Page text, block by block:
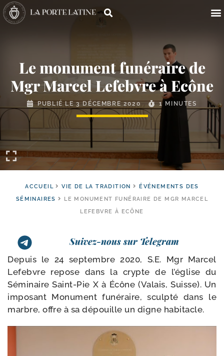
Le monument funéraire de
Mgr Marcel Lefebvre à Ecône
PUBLIÉ LE3 DÉCEMBRE 2020 1 MINUTES
ACCUEIL VIE DE LA TRADITION
ÉVÉNEMENTS DES
SÉMINAIRES
LE MONUMENT FUNÉRAIRE DE MGR MARCEL
LEFEBVRE À ECÔNE
Suivez-nous sur Telegram
Depuis le 24 sep­tembre 2020, S.E. Mgr Marcel
Lefebvre repose dans la crypte de l’église du
Séminaire Saint-​Pie X à Écône (Valais, Suisse). Un
impo­sant Monument funé­raire, sculp­té dans le
marbre, offre à sa dépouille un digne habitacle.